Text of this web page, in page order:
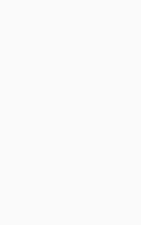
هتل در اصفهان هنگام میل غذا یا نوشیدنی
فرنگی، انواع سالادها می پردازن که
فوق العاده ای را برای صرف غذا فراهم
چیده شده است.
نوشیدنی ها، خوراکی ها، دسر، بستنی
هم متفاوت می باشد.